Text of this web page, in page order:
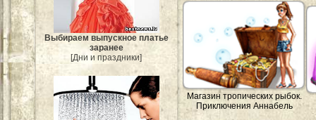
Выбираем выпускное платье
заранее
[Дни и праздники]
Магазин тропических рыбок.
Приключения Аннабель